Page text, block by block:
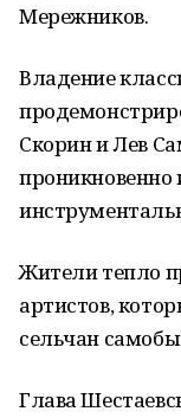
Мережников.
Владение
Скорин и Лев
проникновенно
Жители тепло
артистов,
сельчан
Глава